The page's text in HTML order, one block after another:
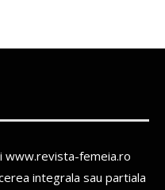
www.revista-femeia.ro
integrala sau partiala